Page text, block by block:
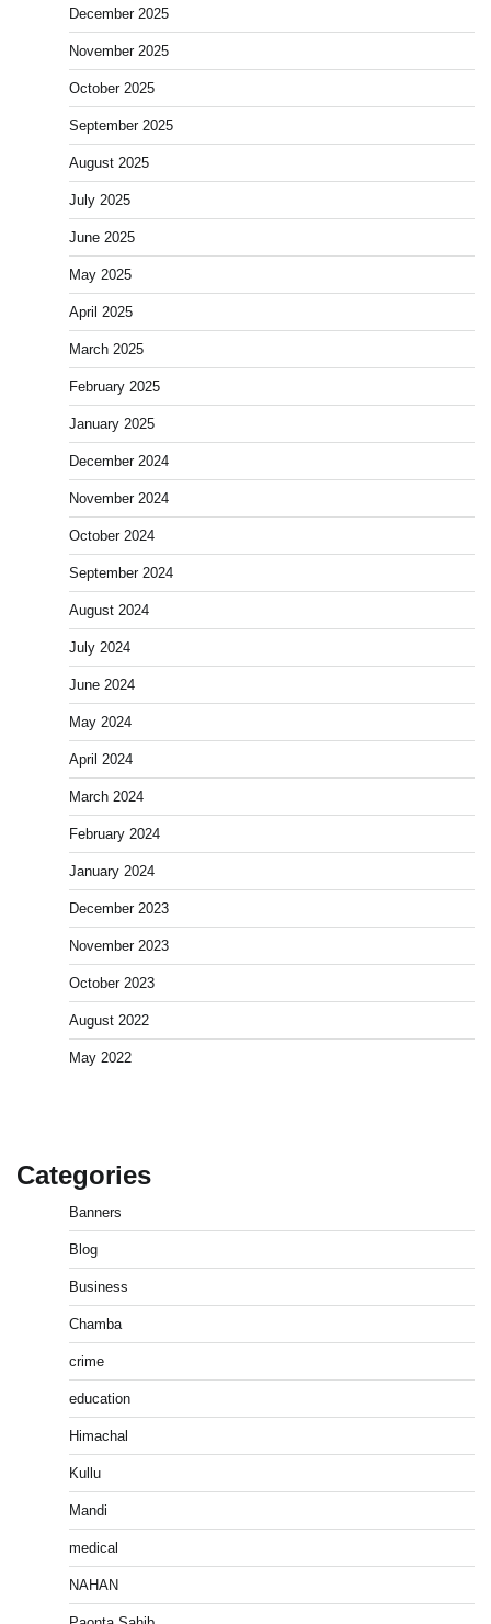
December 2025
November 2025
October 2025
September 2025
August 2025
July 2025
June 2025
May 2025
April 2025
March 2025
February 2025
January 2025
December 2024
November 2024
October 2024
September 2024
August 2024
July 2024
June 2024
May 2024
April 2024
March 2024
February 2024
January 2024
December 2023
November 2023
October 2023
August 2022
May 2022
Categories
Banners
Blog
Business
Chamba
crime
education
Himachal
Kullu
Mandi
medical
NAHAN
घोषणाऐ, बाते हवा हवाई। कांग्रेसियो की।
Pitamahnews May 15, 2026 0
पीएनएन ब्रेकिंग:— वार्ड नम्बर 7 में भाजपा प्रत्याषी की हवांइंया